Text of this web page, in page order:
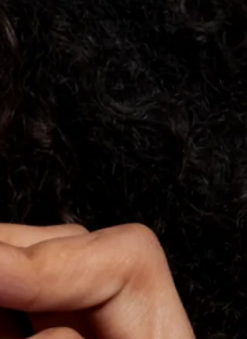
Zaloguj
Profil użytkownika
Moje urządzenia
Moje zamówienia
Moje adresy
Moje subskrypcje